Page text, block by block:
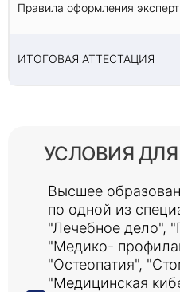
Правила оформления
ИТОГОВАЯ АТТЕСТАЦИЯ
УСЛОВИЯ
Высшее
по одной из
"Лечебное дело",
"Медико-
"Остеопатия",
"Медицинская